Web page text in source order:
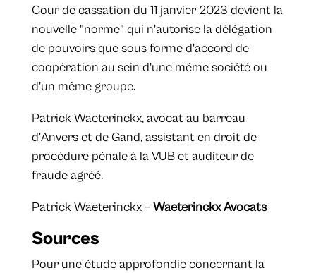
Cour de cassation du 11 janvier 2023 devient la
nouvelle "norme" qui n'autorise la délégation
de pouvoirs que sous forme d'accord de
coopération au sein d'une même société ou
d'un même groupe.
Patrick Waeterinckx, avocat au barreau
d'Anvers et de Gand, assistant en droit de
procédure pénale à la VUB et auditeur de
fraude agréé.
Patrick Waeterinckx –Waeterinckx Avocats
Sources
Pour une étude approfondie concernant la